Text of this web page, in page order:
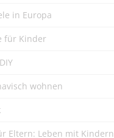
in Europa
für Kinder
wohnen
Eltern: Leben mit Kindern